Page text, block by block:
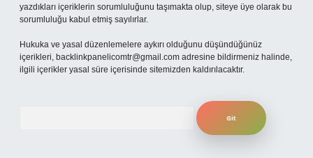
yazdıkları içeriklerin sorumluluğunu taşımakta olup, siteye üye olarak bu
sorumluluğu kabul etmiş sayılırlar.
Hukuka ve yasal düzenlemelere aykırı olduğunu düşündüğünüz
içerikleri, backlinkpanelicomtr@gmail.com adresine bildirmeniz halinde,
ilgili içerikler yasal süre içerisinde sitemizden kaldırılacaktır.